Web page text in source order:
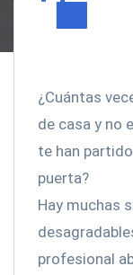
¿Cuántas
de casa y no
te han
puerta?
Hay muchas
profesional